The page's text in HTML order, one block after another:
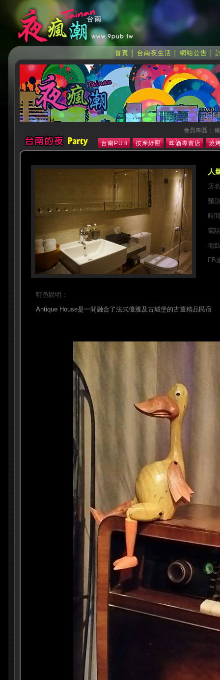
首頁 台南夜生活 網站公告
會員專區：
台南PUB
按摩紓壓 啤酒專賣店 燒
人
店
類
時
電
地
FB
特色說明：
Antique House是一間融合了法式優雅及古城堡的古董精品民宿